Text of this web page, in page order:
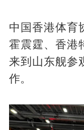
中国香港体育
霍震霆、香港
来到山东舰参
作。